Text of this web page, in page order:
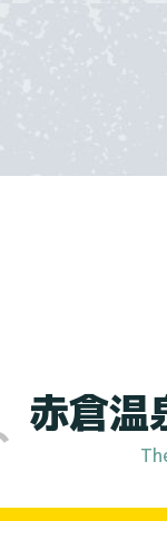
赤倉温